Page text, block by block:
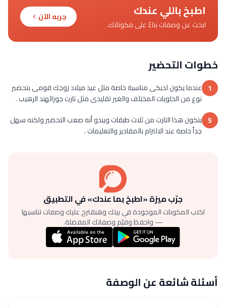
اطبخ باللي عندك
ابحث عن وصفات بناءً على مكوناتك.
جربه الآن
خطوات التحضير
1 عندما يكون لديكى مناسبة خاصة مثل عيد ميلاد زوجك قومى بتحضير
نوع من الحلويات المختلف والغير تقليدى مثل تارت جوزالهند الرهيب .
5 يتكون هذا التارت من ثلاث طبقات ويبدو أنه صعب التحضير ولكنه سهل
جداً خاصة عند الالتزام بالمقادير والتعليمات .
جرّب ميزة «اطبخ بما عندك» في التطبيق
اكتب المكونات الموجودة في بيتك وهنقترح عليك وصفات تناسبها
— واحفظ وقيّم وصفاتك المفضلة.
أسئلة شائعة عن الوصفة